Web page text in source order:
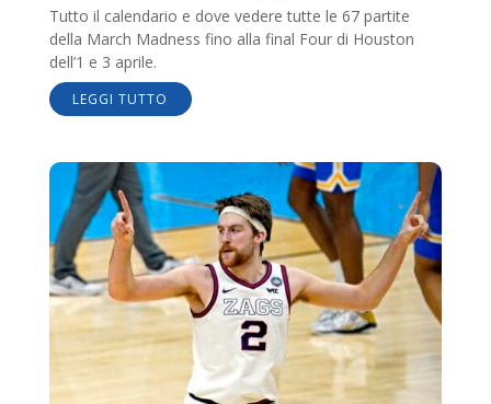
Tutto il calendario e dove vedere tutte le 67 partite
della March Madness fino alla final Four di Houston
dell’1 e 3 aprile.
LEGGI TUTTO